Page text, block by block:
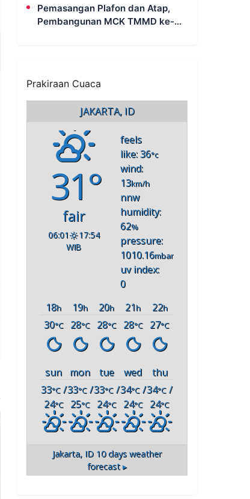
Pemasangan Plafon dan Atap,
Pembangunan MCK TMMD ke-
Prakiraan Cuaca
JAKARTA, ID
31°
fair
06:01
17:54
WIB
feels
like: 36°c
wind:
13km/h
nnw
humidity:
62%
pressure:
1010.16mbar
uv index:
0
18h 19h 20h 21h 22h
30°C 28°C 28°C 28°C 27°C
sun mon tue wed
thu
33°C/
24°C
33°C/
25°C
33°C/
24°C
34°C/
24°C
34°C /
24°C
Jakarta, ID 10 days weather
forecast ▸